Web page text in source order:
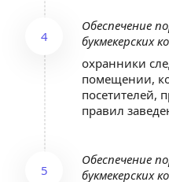
4
Обеспечение
букмекерских
охранники
помещении,
посетителей,
правил
5
Обеспечение
букмекерских